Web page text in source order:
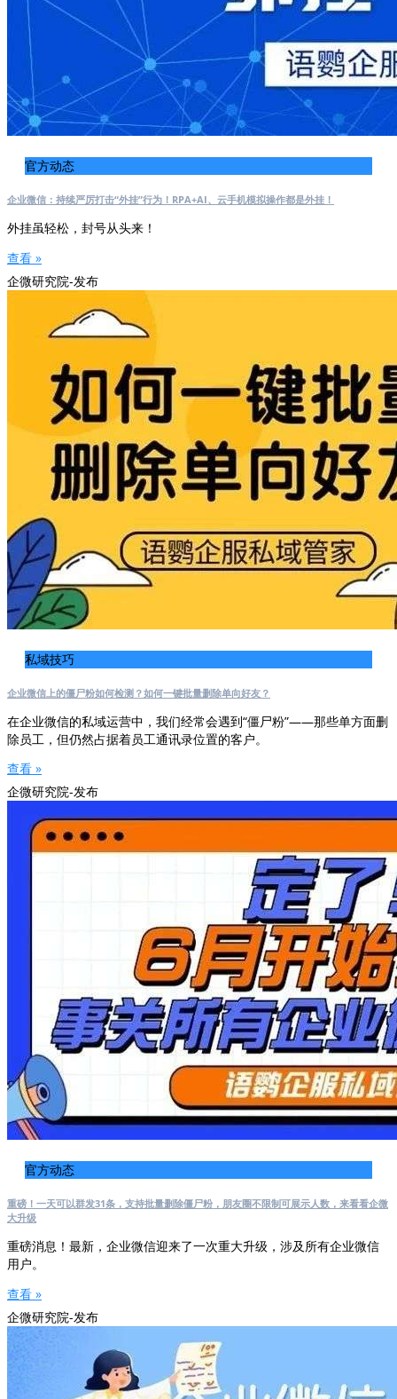
官方动态
企业微信：持续严厉打击“外挂”行为！RPA+AI、云手机模拟操作都是外挂！
外挂虽轻松，封号从头来！
查看 »
企微研究院-发布
私域技巧
企业微信上的僵尸粉如何检测？如何一键批量删除单向好友？
在企业微信的私域运营中，我们经常会遇到“僵尸粉”——那些单方面删
除员工，但仍然占据着员工通讯录位置的客户。
查看 »
企微研究院-发布
官方动态
重磅！一天可以群发31条，支持批量删除僵尸粉，朋友圈不限制可展示人数，来看看企微
大升级
重磅消息！最新，企业微信迎来了一次重大升级，涉及所有企业微信
用户。
查看 »
企微研究院-发布